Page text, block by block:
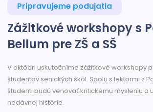
Pripravujeme podujatia
Zážitkové workshopy s
Bellum pre ZŠ a SŠ
V októbri uskutočníme zážitkové workshopy
študentov senických škôl. Spolu s lektormi z
študenti budú venovať kritickému mysleniu a
nedávnej histórie.